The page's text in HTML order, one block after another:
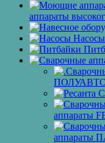
аппараты
Насосы
аппараты
аппараты